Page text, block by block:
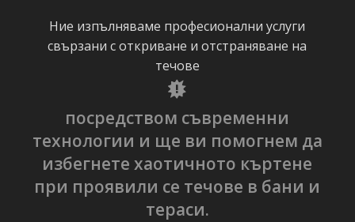
Ние изпълняваме професионални услуги
свързани с откриване и отстраняване на
течове
посредством съвременни
технологии и ще ви помогнем да
избегнете хаотичното къртене
при проявили се течове в бани и
тераси.